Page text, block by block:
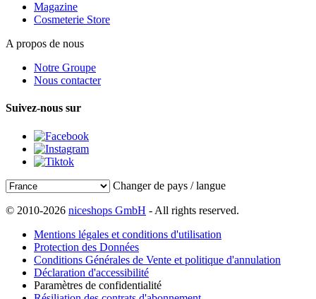
Magazine
Cosmeterie Store
A propos de nous
Notre Groupe
Nous contacter
Suivez-nous sur
Changer de pays / langue
© 2010-2026 niceshops GmbH - All rights reserved.
Mentions légales et conditions d'utilisation
Protection des Données
Conditions Générales de Vente et politique d'annulation
Déclaration d'accessibilité
Paramètres de confidentialité